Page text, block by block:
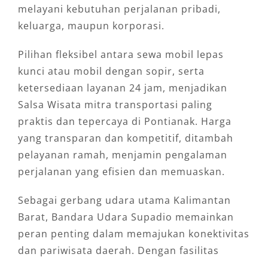
melayani kebutuhan perjalanan pribadi,
keluarga, maupun korporasi.
Pilihan fleksibel antara sewa mobil lepas
kunci atau mobil dengan sopir, serta
ketersediaan layanan 24 jam, menjadikan
Salsa Wisata mitra transportasi paling
praktis dan tepercaya di Pontianak. Harga
yang transparan dan kompetitif, ditambah
pelayanan ramah, menjamin pengalaman
perjalanan yang efisien dan memuaskan.
Sebagai gerbang udara utama Kalimantan
Barat, Bandara Udara Supadio memainkan
peran penting dalam memajukan konektivitas
dan pariwisata daerah. Dengan fasilitas